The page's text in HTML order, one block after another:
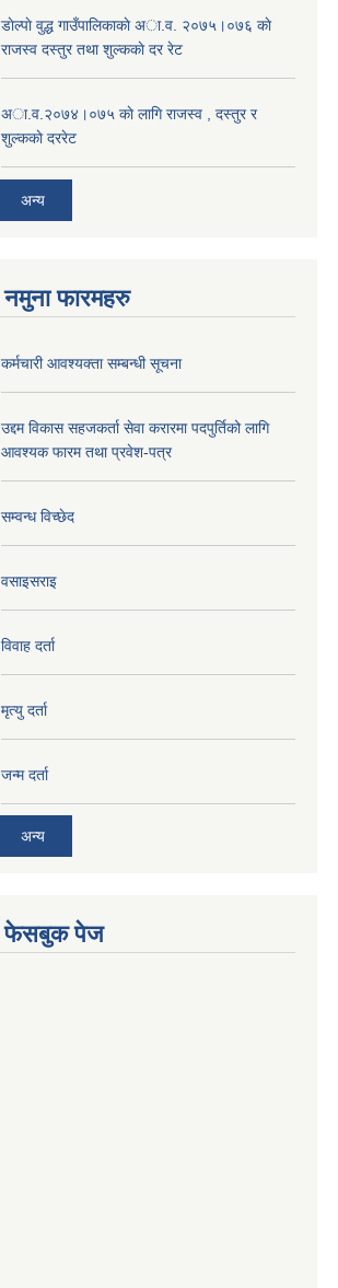
डाेल्पाे वुद्ध गाउँपालिकाकाे अा.व. २०७५।०७६ काे
राजस्व दस्तुर तथा शुल्ककाे दर रेट
अा.व.२०७४।०७५ काे लागि राजस्व , दस्तुर र
शुल्ककाे दररेट
अन्य
नमुना फारमहरु
कर्मचारी आवश्यक्ता सम्बन्धी सूचना
उद्दम विकास सहजकर्ता सेवा करारमा पदपुर्तिको लागि
आवश्यक फारम तथा प्रवेश-पत्र
सम्वन्ध विच्छेद
वसाइसराइ
विवाह दर्ता
मृत्यु दर्ता
जन्म दर्ता
अन्य
फेसबुक पेज